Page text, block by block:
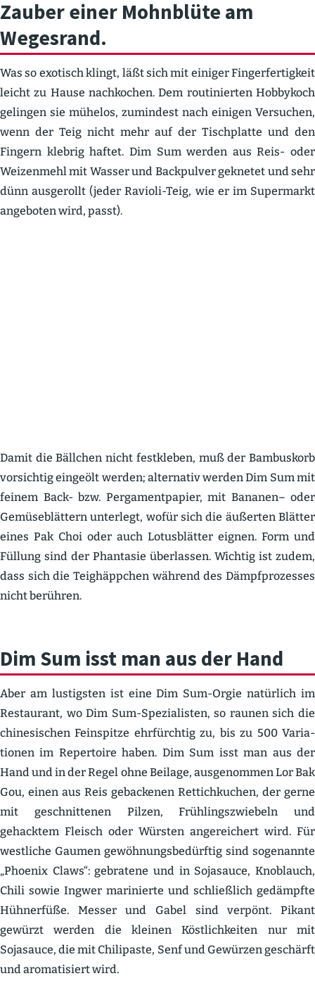
Zauber einer Mohnblüte am
Wegesrand.
Was so exotisch klingt, läßt sich mit einiger Finger­fer­tigkeit
leicht zu Hause nachkochen. Dem routi­nierten Hobbykoch
gelingen sie mühelos, zumindest nach einigen Versuchen,
wenn der Teig nicht mehr auf der Tisch­platte und den
Fingern klebrig haftet. Dim Sum werden aus Reis- oder
Weizenmehl mit Wasser und Backpulver geknetet und sehr
dünn ausge­rollt (jeder Ravioli-Teig, wie er im Super­markt
angeboten wird, passt).
Damit die Bällchen nicht festkleben, muß der Bambuskorb
vorsichtig eingeölt werden; alter­nativ werden Dim Sum mit
feinem Back- bzw. Perga­ment­papier, mit Bananen– oder
Gemüse­blättern unterlegt, wofür sich die äußerten Blätter
eines Pak Choi oder auch Lotus­blätter eignen. Form und
Füllung sind der Phantasie überlassen. Wichtig ist zudem,
dass sich die Teighäppchen während des Dämpf­pro­zesses
nicht berühren.
Dim Sum isst man aus der Hand
Aber am lustigsten ist eine Dim Sum-Orgie natürlich im
Restaurant, wo Dim Sum-Spezia­listen, so raunen sich die
chine­si­schen Feinspitze ehrfürchtig zu, bis zu 500 Varia­
tionen im Reper­toire haben. Dim Sum isst man aus der
Hand und in der Regel ohne Beilage, ausge­nommen Lor Bak
Gou, einen aus Reis gebackenen Rettich­kuchen, der gerne
mit geschnit­tenen Pilzen, Frühlings­zwiebeln und
gehacktem Fleisch oder Würsten angerei­chert wird. Für
westliche Gaumen gewöh­nungs­be­dürftig sind sogenannte
„Phoenix Claws“: gebratene und in Sojasauce, Knoblauch,
Chili sowie Ingwer marinierte und schließlich gedämpfte
Hühnerfüße. Messer und Gabel sind verpönt. Pikant
gewürzt werden die kleinen Köstlich­keiten nur mit
Sojasauce, die mit Chili­paste, Senf und Gewürzen geschärft
und aroma­ti­siert wird.